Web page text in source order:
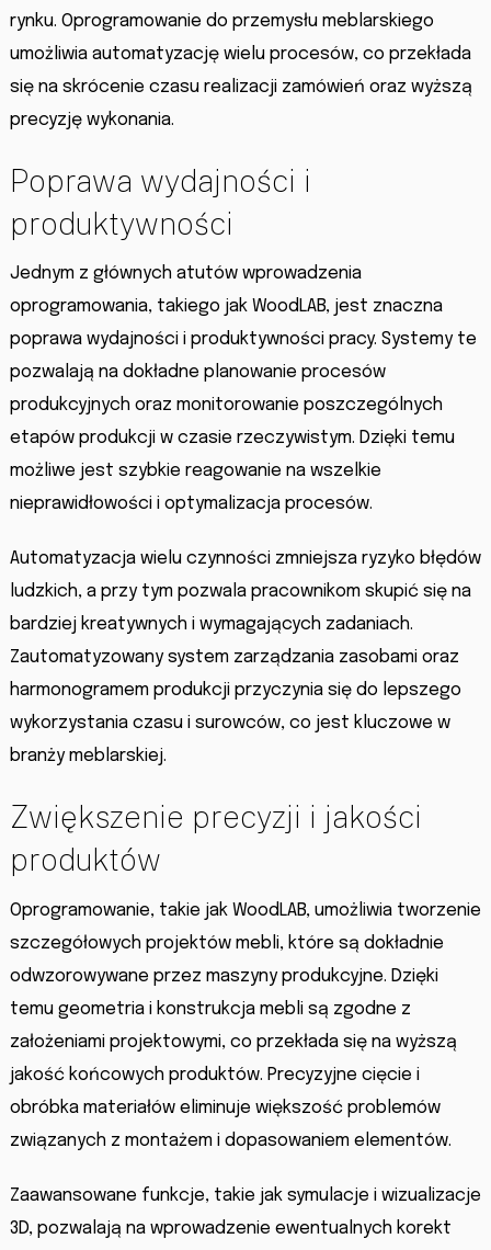
rynku. Oprogramowanie do przemysłu meblarskiego
umożliwia automatyzację wielu procesów, co przekłada
się na skrócenie czasu realizacji zamówień oraz wyższą
precyzję wykonania.
Poprawa wydajności i
produktywności
Jednym z głównych atutów wprowadzenia
oprogramowania, takiego jak WoodLAB, jest znaczna
poprawa wydajności i produktywności pracy. Systemy te
pozwalają na dokładne planowanie procesów
produkcyjnych oraz monitorowanie poszczególnych
etapów produkcji w czasie rzeczywistym. Dzięki temu
możliwe jest szybkie reagowanie na wszelkie
nieprawidłowości i optymalizacja procesów.
Automatyzacja wielu czynności zmniejsza ryzyko błędów
ludzkich, a przy tym pozwala pracownikom skupić się na
bardziej kreatywnych i wymagających zadaniach.
Zautomatyzowany system zarządzania zasobami oraz
harmonogramem produkcji przyczynia się do lepszego
wykorzystania czasu i surowców, co jest kluczowe w
branży meblarskiej.
Zwiększenie precyzji i jakości
produktów
Oprogramowanie, takie jak WoodLAB, umożliwia tworzenie
szczegółowych projektów mebli, które są dokładnie
odwzorowywane przez maszyny produkcyjne. Dzięki
temu geometria i konstrukcja mebli są zgodne z
założeniami projektowymi, co przekłada się na wyższą
jakość końcowych produktów. Precyzyjne cięcie i
obróbka materiałów eliminuje większość problemów
związanych z montażem i dopasowaniem elementów.
Zaawansowane funkcje, takie jak symulacje i wizualizacje
3D, pozwalają na wprowadzenie ewentualnych korekt